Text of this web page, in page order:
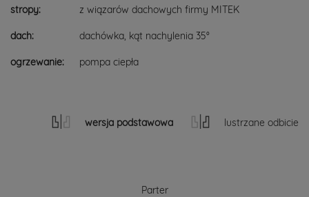
stropy: z wiązarów dachowych firmy MITEK
dach: dachówka, kąt nachylenia 35°
ogrzewanie: pompa ciepła
wersja podstawowa lustrzane odbicie
Parter